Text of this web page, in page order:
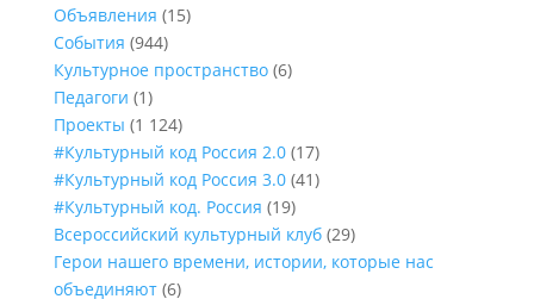
Объявления (15)
События (944)
Культурное пространство(6)
Педагоги (1)
Проекты (1 124)
#Культурный код Россия 2.0(17)
#Культурный код Россия 3.0(41)
#Культурный код. Россия (19)
Всероссийский культурный клуб(29)
Герои нашего времени, истории, которые нас
объединяют(6)